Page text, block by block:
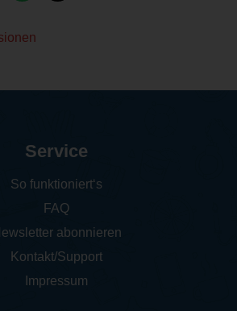
Service
So funktioniert‘s
FAQ
abonnieren
Kontakt/Support
Impressum